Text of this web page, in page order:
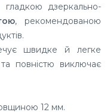
гладкою дзеркально-
, рекомендованою
швидке й легке
повністю виключає
12 мм.